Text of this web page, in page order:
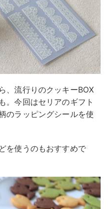
、流行りのクッキーBOX
。今回はセリアのギフト
のラッピングシールを使
を使うのもおすすめで